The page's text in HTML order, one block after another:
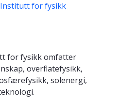
Institutt for fysikk
for fysikk omfatter
overflatefysikk,
solenergi,